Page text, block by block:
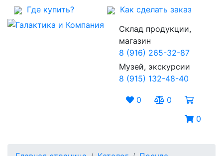
Где купить?
Как сделать заказ
Склад продукции,
магазин
8 (916) 265-32-87
Музей, экскурсии
8 (915) 132-48-40
0
0
0